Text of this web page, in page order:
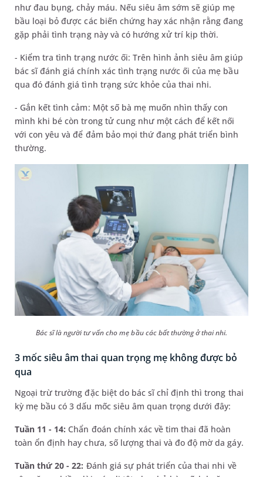
như đau bụng, chảy máu. Nếu siêu âm sớm sẽ giúp mẹ
bầu loại bỏ được các biến chứng hay xác nhận rằng đang
gặp phải tình trạng này và có hướng xử trí kịp thời.
- Kiểm tra tình trạng nước ối: Trên hình ảnh siêu âm giúp
bác sĩ đánh giá chính xác tình trạng nước ối của mẹ bầu
qua đó đánh giá tình trạng sức khỏe của thai nhi.
- Gắn kết tình cảm: Một số bà mẹ muốn nhìn thấy con
mình khi bé còn trong tử cung như một cách để kết nối
với con yêu và để đảm bảo mọi thứ đang phát triển bình
thường.
Bác sĩ là người tư vấn cho mẹ bầu các bất thường ở thai nhi.
3 mốc siêu âm thai quan trọng mẹ không được bỏ
qua
Ngoại trừ trường đặc biệt do bác sĩ chỉ định thì trong thai
kỳ mẹ bầu có 3 dấu mốc siêu âm quan trọng dưới đây:
Tuần 11 - 14: Chẩn đoán chính xác về tim thai đã hoàn
toàn ổn định hay chưa, số lượng thai và đo độ mờ da gáy.
Tuần thứ 20 - 22: Đánh giá sự phát triển của thai nhi về